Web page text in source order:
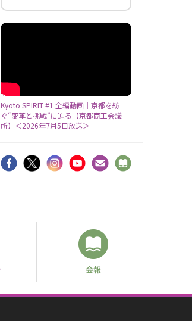
Kyoto SPIRIT #1 全編動画｜京都を紡
ぐ“変革と挑戦”に迫る【京都商工会議
所】＜2026年7月5日放送＞